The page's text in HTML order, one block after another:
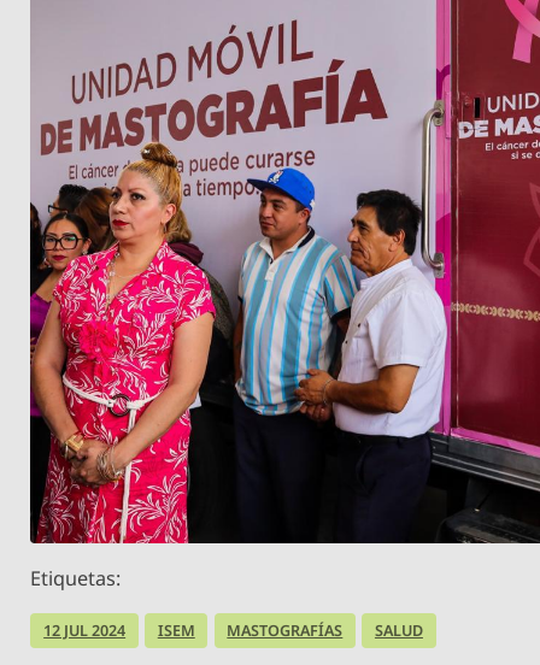
Etiquetas:
12 JUL 2024 ISEM MASTOGRAFÍAS SALUD